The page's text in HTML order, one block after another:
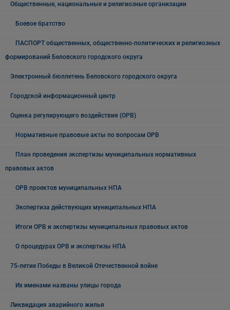
Общественные, национальные и религиозные организации
Боевое братство
ПАСПОРТ общественных, общественно-политических и религиозных
формирований Беловского городского округа
Электронный бюллетень Беловского городского округа
Городской информационный центр
Оценка регулирующего воздействия (ОРВ)
Нормативные правовые акты по вопросам ОРВ
План проведения экспертизы муниципальных нормативных
правовых актов
ОРВ проектов муниципальных НПА
Экспертиза действующих муниципальных НПА
Итоги ОРВ и экспертизы муниципальных правовых актов
О процедурах ОРВ и экспертизы НПА
75-летие Победы в Великой Отечественной войне
Их именами названы улицы города
Ликвидация аварийного жилья